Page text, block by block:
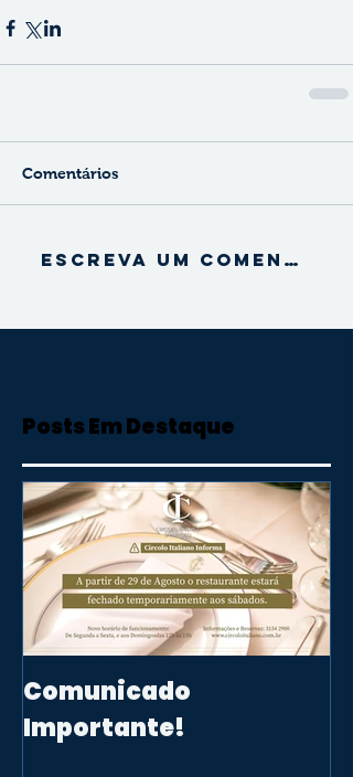
Comentários
Escreva um comentário
Posts Em Destaque
Comunicado
Importante!